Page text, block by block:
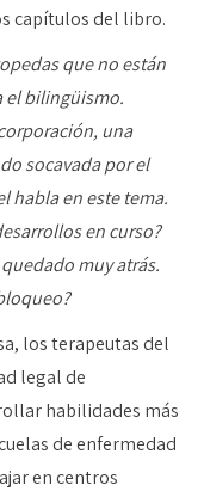
capítulos del libro.
que no están
el bilingüismo.
una
socavada por el
habla en este tema.
en curso?
muy atrás.
los terapeutas del
legal de
habilidades más
de enfermedad
en centros